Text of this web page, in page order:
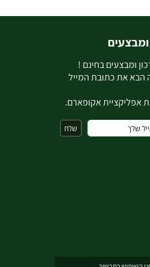
ומבצעים בחינם !
הבא את כתובת המייל
אפליקציית אקופארם.